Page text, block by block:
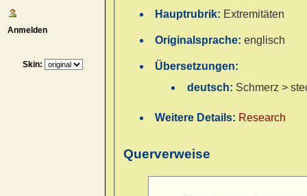
Anmelden
Skin:
Hauptrubrik: Extremitäten
Originalsprache:englisch
Übersetzungen:
deutsch: Schmerz >
Weitere Details: Research
Querverweise